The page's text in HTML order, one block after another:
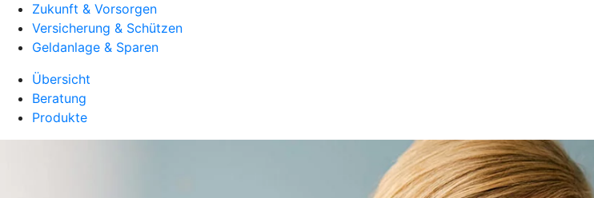
Zukunft & Vorsorgen
Versicherung & Schützen
Geldanlage & Sparen
Übersicht
Beratung
Produkte